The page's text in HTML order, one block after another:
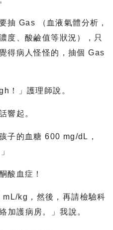
抽 Gas （血液氣體分析，
度、酸鹼值等狀況），只
得病人怪怪的，抽個 Gas
！」護理師說。
響起。
子的血糖 600 mg/dL，
酸血症！
kg，然後，再請檢驗科
加護病房。」我說。